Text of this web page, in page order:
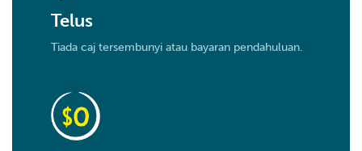
Telus
Tiada caj tersembunyi atau bayaran pendahuluan.